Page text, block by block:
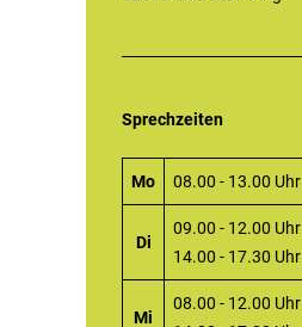
Sprechzeiten
Mo 08.00 - 13.00 Uhr
Di
09.00 - 12.00 Uhr
14.00 - 17.30 Uhr
Mi
08.00 - 12.00 Uhr